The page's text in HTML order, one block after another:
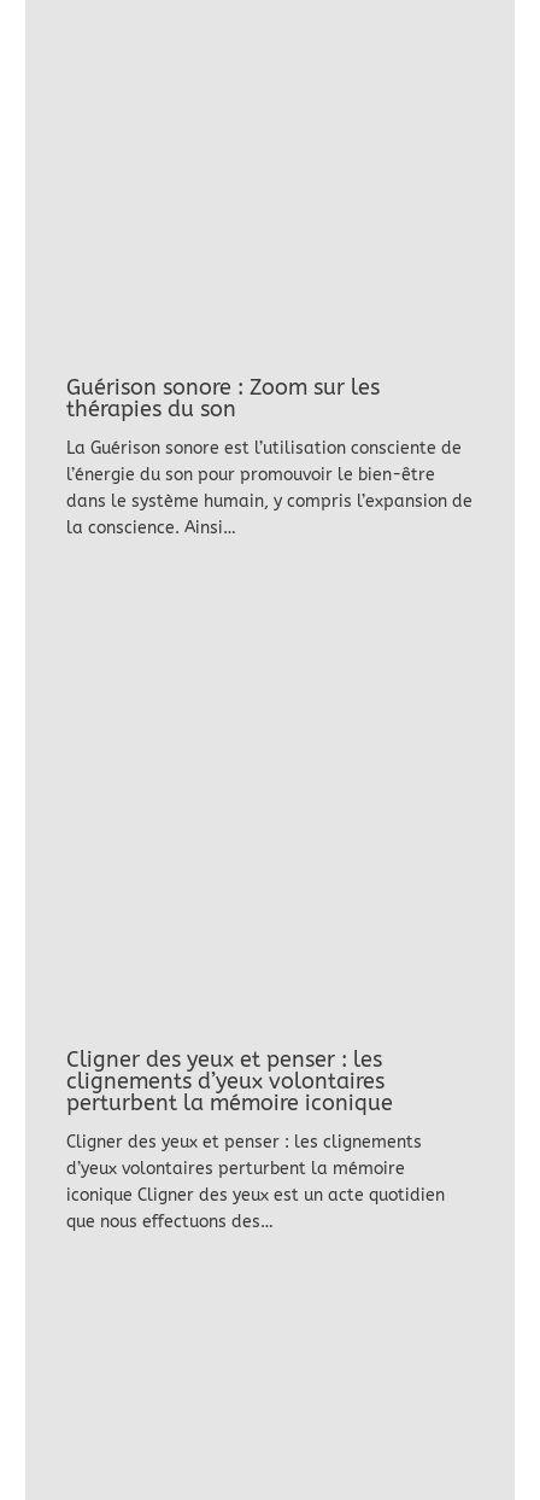
Guérison sonore : Zoom sur les
thérapies du son
La Guérison sonore est l’utilisation consciente de
l’énergie du son pour promouvoir le bien-être
dans le système humain, y compris l’expansion de
la conscience. Ainsi…
Cligner des yeux et penser : les
clignements d’yeux volontaires
perturbent la mémoire iconique
Cligner des yeux et penser : les clignements
d’yeux volontaires perturbent la mémoire
iconique Cligner des yeux est un acte quotidien
que nous effectuons des…